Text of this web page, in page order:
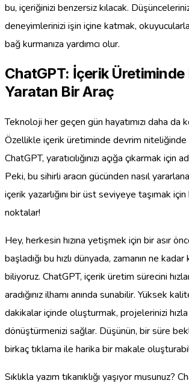
bu, içeriğinizi benzersiz kılacak.
deneyimlerinizi işin içine katmak,
bağ kurmanıza yardımcı olur.
ChatGPT: İçerik Üretiminde
Yaratan Bir Araç
Teknoloji her geçen gün hayatımızı daha da
Özellikle içerik üretiminde devrim niteliğinde
ChatGPT, yaratıcılığınızı açığa çıkarmak için
Peki, bu sihirli aracın gücünden nasıl
içerik yazarlığını bir üst seviyeye taşımak için
noktalar!
Hey, herkesin hızına yetişmek için bir asır
başladığı bu hızlı dünyada, zamanın ne
biliyoruz. ChatGPT, içerik üretim sürecini
aradığınız ilhamı anında sunabilir. Yüksek
dakikalar içinde oluşturmak, projelerinizi
dönüştürmenizi sağlar. Düşünün, bir süre
birkaç tıklama ile harika bir makale
Sıklıkla yazım tıkanıklığı yaşıyor musunuz?